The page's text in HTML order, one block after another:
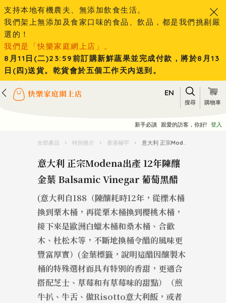
支持本地有機農夫、無添加飲食生活。
我們架上無添加及食家口味的食品、飲品，都是我們挑剔嚴
選的！
我們是「快樂家庭網上店」。
8月11日(二)23:59前訂購新鮮蔬果並完成付款，將於8月13
日(四)送貨。乾貨會於五個工作天內送到。
EN
搜尋 購物車
新手必讀 親愛的訪客，你好! 登入
全部產品 › 特別推介 › 香港極罕 › 意大利 正宗Modena出產 12年陳釀 金葉 Balsamic Vinegar 葡萄黑醋
意大利 正宗Modena出產 12年陳釀
金葉 Balsamic Vinegar 葡萄黑醋
(意大利自188（陳釀耗時12年，從櫟木桶
換到栗木桶，再從栗木桶換到櫻桃木桶，
接下來是歐洲白蠟木桶和桑木桶、合歡
木、杜松木等，不斷地換桶令醋的風味更
豐富厚實）(金葉標籤，說明這醋因釀製木
桶的特殊選材而具有特別的香甜，更適合
搭配芝士、草莓和有草莓味的甜點）（煎
牛扒、牛舌、做Risotto意大利飯，或者